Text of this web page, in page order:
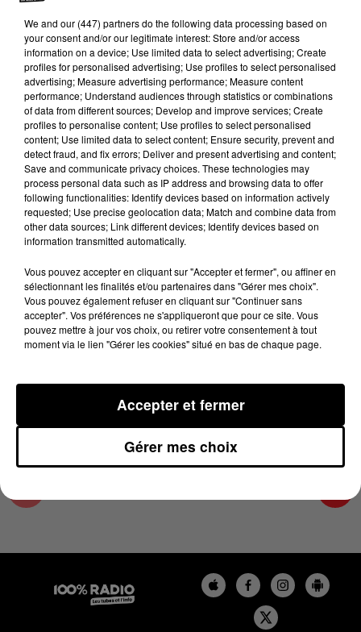
Lecture (2 min 22 sec)
100%
100% Radio les infos du Tarn et Garonne
17 avril 2024 - 2 min 22 sec
LES INFOS DU TARN ET GARONNE DU
17/04/2024 À 12H01
Podcasts infos du Tarn et Garonne
We and our (447) partnersdo the following data processing based on
your consent and/or our legitimate interest: Store and/or access
information on a device; Use limited data to select advertising; Create
profiles for personalised advertising; Use profiles to select personalised
advertising; Measure advertising performance; Measure content
performance; Understand audiences through statistics or combinations
of data from different sources; Develop and improve services; Create
profiles to personalise content; Use profiles to select personalised
content; Use limited data to select content; Ensure security, prevent and
detect fraud, and fix errors; Deliver and present advertising and content;
Save and communicate privacy choices. These technologies may
process personal data such as IP address and browsing data to offer
following functionalities: Identify devices based on information actively
requested; Use precise geolocation data; Match and combine data from
other data sources; Link different devices; Identify devices based on
information transmitted automatically.
Vous pouvez accepter en cliquant sur "Accepter et fermer", ou affiner en
sélectionnant les finalités et/ou partenaires dans "Gérer mes choix".
Vous pouvez également refuser en cliquant sur "Continuer sans
accepter". Vos préférences ne s'appliqueront que pour ce site. Vous
pouvez mettre à jour vos choix, ou retirer votre consentement à tout
moment via le lien "Gérer les cookies" situé en bas de chaque page.
Gérer mes choix
Accepter et fermer